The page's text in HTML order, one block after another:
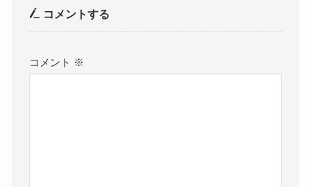
コメントする
コメント ※